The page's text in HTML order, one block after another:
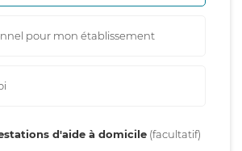
pour mon établissement
d'aide à domicile